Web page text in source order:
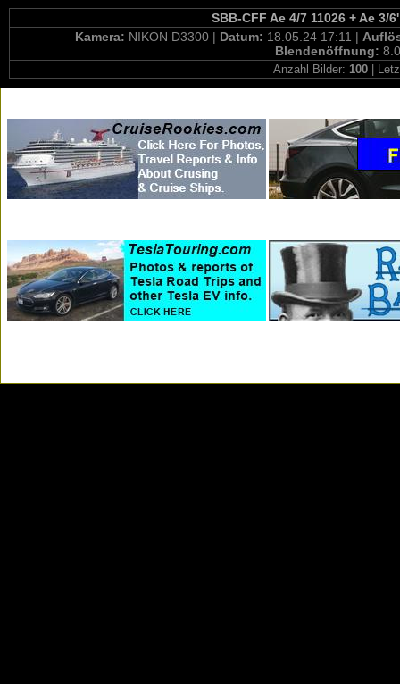
SBB-CFF Ae 4/7 11026 + Ae 3/
Kamera: NIKON D3300 | Datum: 18.05.24 17:11 |
Blendenöffnung:
Anzahl Bilder: 100|